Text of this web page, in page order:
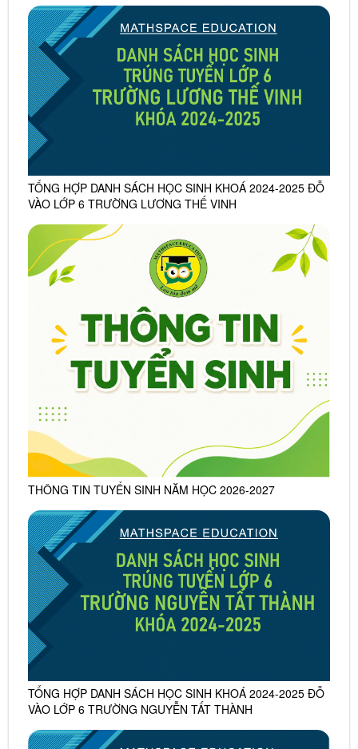
TỔNG HỢP DANH SÁCH HỌC SINH KHOÁ 2024-2025 ĐỖ
VÀO LỚP 6 TRƯỜNG LƯƠNG THẾ VINH
THÔNG TIN TUYỂN SINH NĂM HỌC 2026-2027
TỔNG HỢP DANH SÁCH HỌC SINH KHOÁ 2024-2025 ĐỖ
VÀO LỚP 6 TRƯỜNG NGUYỄN TẤT THÀNH